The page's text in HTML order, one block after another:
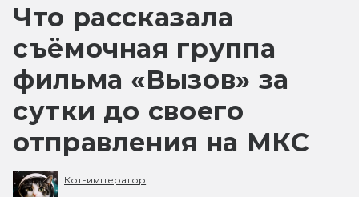
Что рассказала
съёмочная группа
фильма «Вызов» за
сутки до своего
отправления на МКС
Кот-император